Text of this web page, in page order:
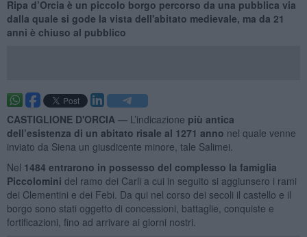
Ripa d’Orcia è un piccolo borgo percorso da una pubblica via
dalla quale si gode la vista dell'abitato medievale, ma da 21
anni è chiuso al pubblico
CASTIGLIONE D'ORCIA — L’indicazione più antica
dell’esistenza di un abitato risale al 1271 anno nel quale venne
inviato da Siena un giusdicente minore, tale Salimei.
Nel 1484 entrarono in possesso del complesso la famiglia
Piccolomini del ramo dei Carli a cui in seguito si aggiunsero i rami
dei Clementini e dei Febi. Da qui nel corso dei secoli il castello e il
borgo sono stati oggetto di concessioni, battaglie, conquiste e
fortificazioni, fino ad arrivare ai giorni nostri.